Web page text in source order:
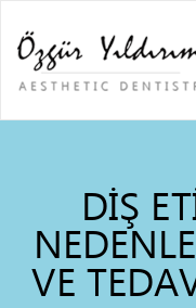
DIŞ
VE